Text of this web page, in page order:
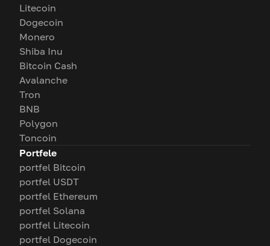
Litecoin
Dogecoin
Monero
Shiba Inu
Bitcoin Cash
Avalanche
Tron
BNB
Polygon
Toncoin
Portfele
portfel Bitcoin
portfel USDT
portfel Ethereum
portfel Solana
portfel Litecoin
portfel Dogecoin